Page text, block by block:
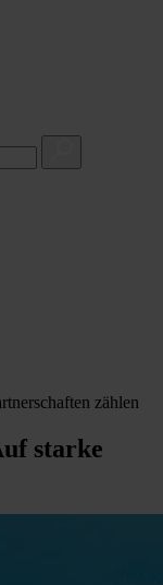
zählen
starke